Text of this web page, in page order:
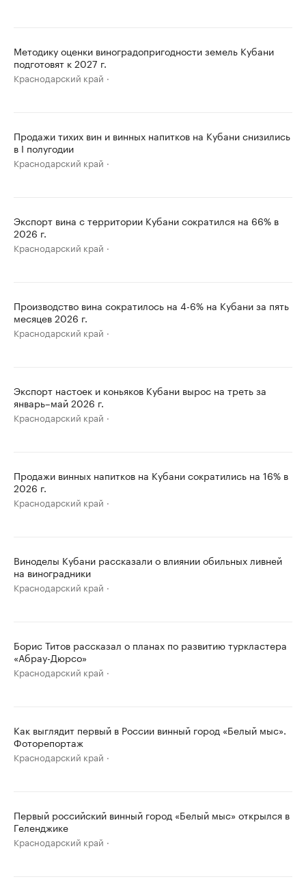
Методику оценки виноградопригодности земель Кубани
подготовят к 2027 г.
Краснодарский край
Продажи тихих вин и винных напитков на Кубани снизились
в I полугодии
Краснодарский край
Экспорт вина с территории Кубани сократился на 66% в
2026 г.
Краснодарский край
Производство вина сократилось на 4-6% на Кубани за пять
месяцев 2026 г.
Краснодарский край
Экспорт настоек и коньяков Кубани вырос на треть за
январь–май 2026 г.
Краснодарский край
Продажи винных напитков на Кубани сократились на 16% в
2026 г.
Краснодарский край
Виноделы Кубани рассказали о влиянии обильных ливней
на виноградники
Краснодарский край
Борис Титов рассказал о планах по развитию туркластера
«Абрау-Дюрсо»
Краснодарский край
Как выглядит первый в России винный город «Белый мыс».
Фоторепортаж
Краснодарский край
Первый российский винный город «Белый мыс» открылся в
Геленджике
Краснодарский край